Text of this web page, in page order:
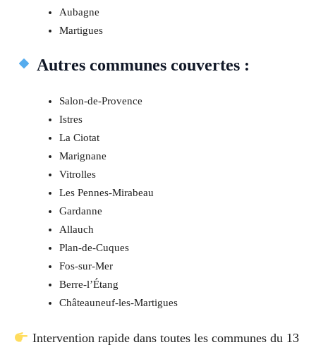
Aubagne
Martigues
Autres communes couvertes :
Salon-de-Provence
Istres
La Ciotat
Marignane
Vitrolles
Les Pennes-Mirabeau
Gardanne
Allauch
Plan-de-Cuques
Fos-sur-Mer
Berre-l’Étang
Châteauneuf-les-Martigues
Intervention rapide dans toutes les communes du 13